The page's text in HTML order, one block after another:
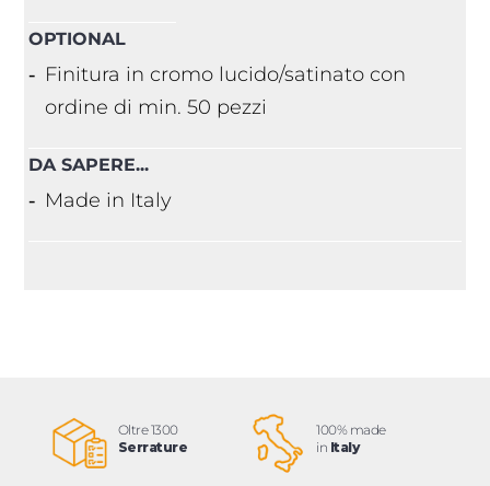
OPTIONAL
Finitura in cromo lucido/satinato con
ordine di min. 50 pezzi
DA SAPERE...
Made in Italy
Oltre 1300
Serrature
100% made
in Italy